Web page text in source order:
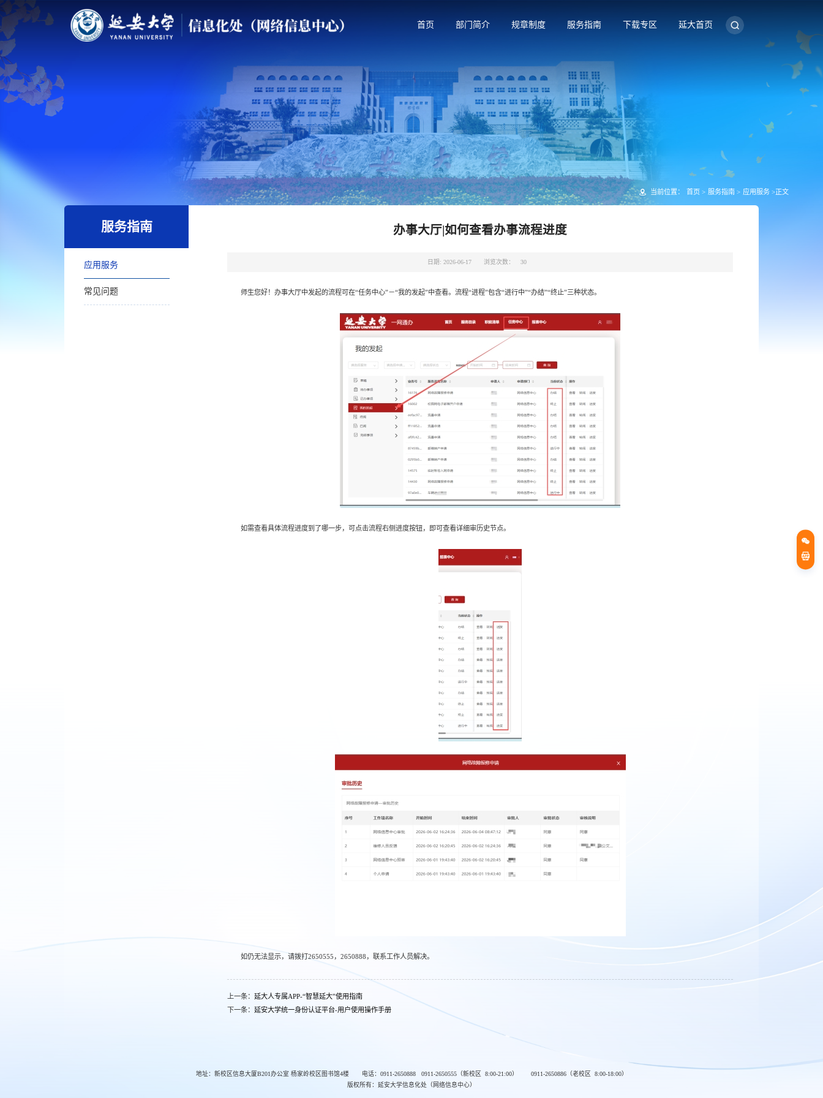
首页 部门简介 规章制度 服务指南 下载专区 延大首页
当前位置： 首页 > 服务指南 > 应用服务 >正文
服务指南
应用服务
常见问题
办事大厅|如何查看办事流程进度
日期: 2026-06-17 浏览次数： 30
师生您好！办事大厅中发起的流程可在“任务中心”－“我的发起”中查看。流程“进程”包含“进行中”“办结”“终止”三种状态。
如需查看具体流程进度到了哪一步，可点击流程右侧进度按钮，即可查看详细审历史节点。
如仍无法显示，请拨打2650555，2650888，联系工作人员解决。
上一条： 延大人专属APP-“智慧延大”使用指南
下一条： 延安大学统一身份认证平台-用户使用操作手册
地址：新校区信息大厦B201办公室 杨家岭校区图书馆4楼 电话：0911-2650888 0911-2650555（新校区 8:00-21:00）
0911-2650886（老校区 8:00-18:00）
版权所有：延安大学信息化处（网络信息中心）